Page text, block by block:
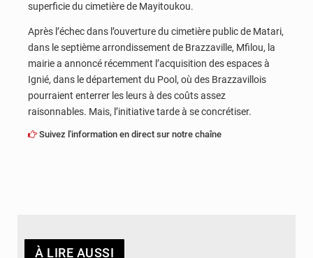
superficie du cimetière de Mayitoukou.
Après l’échec dans l’ouverture du cimetière public de Matari,
dans le septième arrondissement de Brazzaville, Mfilou, la
mairie a annoncé récemment l’acquisition des espaces à
Ignié, dans le département du Pool, où des Brazzavillois
pourraient enterrer les leurs à des coûts assez
raisonnables. Mais, l’initiative tarde à se concrétiser.
Suivez l'information en direct sur notre chaîne
À LIRE AUSSI